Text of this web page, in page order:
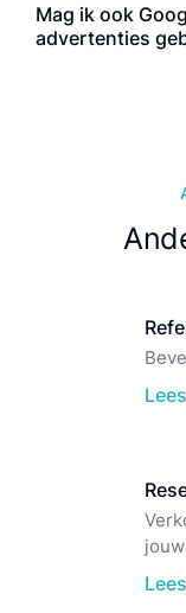
Mag ik ook
advertenties